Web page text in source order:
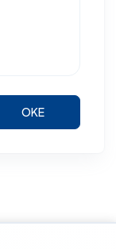
OKE